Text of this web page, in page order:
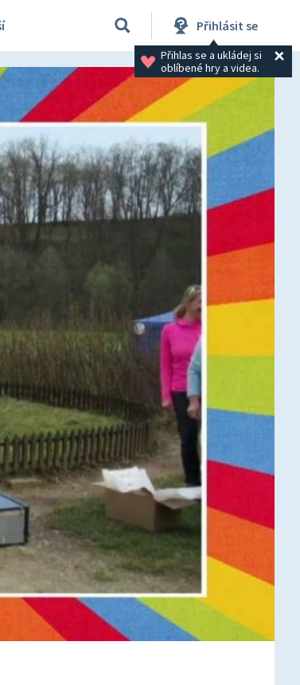
Přihlásit se
Přihlas se a ukládej si
oblíbené hry a videa.